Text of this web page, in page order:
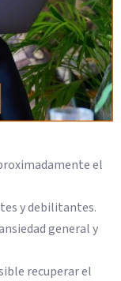
el
y debilitantes.
general y
recuperar el